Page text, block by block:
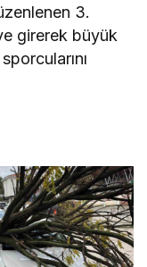
3.
girerek büyük